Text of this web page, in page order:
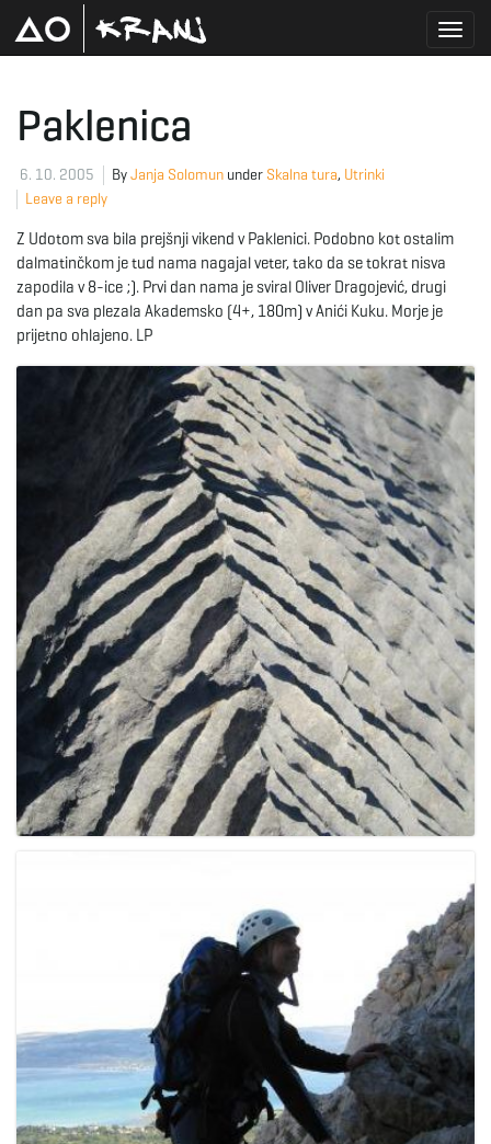
l
e
n
a
v
i
g
a
Paklenica
6. 10. 2005 ByJanja Solomun under Skalna tura, Utrinki
Leave a reply
Z Udotom sva bila prejšnji vikend v Paklenici. Podobno kot ostalim
dalmatinčkom je tud nama nagajal veter, tako da se tokrat nisva
zapodila v 8-ice ;). Prvi dan nama je sviral Oliver Dragojević, drugi
dan pa sva plezala Akademsko (4+, 180m) v Anići Kuku. Morje je
prijetno ohlajeno. LP